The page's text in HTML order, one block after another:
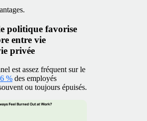
politique favorise
entre vie
privée
est assez fréquent sur le
% des employés
ou toujours épuisés.